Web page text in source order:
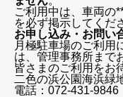
ご利用中は、車両の
を必ず掲示してくだ
お申し込み・お問い
月極駐車場のご利用
は、管理事務所まで
皆さまのご利用をお
二色の浜公園海浜緑
電話：072-431-9846